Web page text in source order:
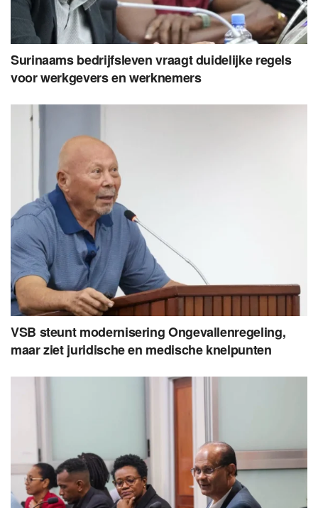
Surinaams bedrijfsleven vraagt duidelijke regels
voor werkgevers en werknemers
VSB steunt modernisering Ongevallenregeling,
maar ziet juridische en medische knelpunten